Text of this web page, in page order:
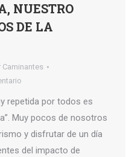
NUESTRO
DE LA
Caminantes
repetida por todos es
Muy pocos de nosotros
y disfrutar de un día
del impacto de